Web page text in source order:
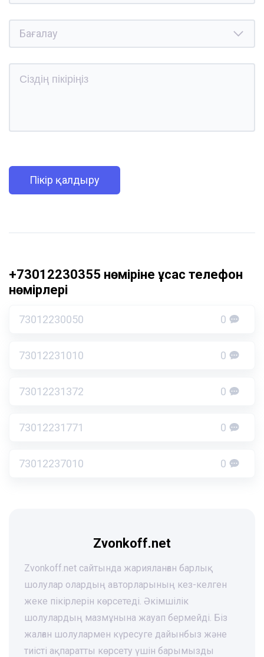
Пікір қалдыру
+73012230355 нөміріне ұқсас телефон
нөмірлері
73012230050 0
73012231010 0
73012231372 0
73012231771 0
73012237010 0
Zvonkoff.net
Zvonkoff.net сайтында жарияланған барлық
шолулар олардың авторларының кез-келген
жеке пікірлерін көрсетеді. Әкімшілік
шолулардың мазмұнына жауап бермейді. Біз
жалған шолулармен күресуге дайынбыз және
тиісті ақпаратты көрсету үшін барымызды